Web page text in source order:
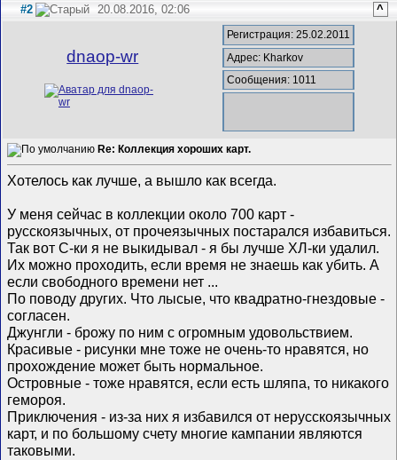
#2 20.08.2016, 02:06 ^
dnaop-wr
Регистрация: 25.02.2011
Адрес: Kharkov
Сообщения: 1011
Re: Коллекция хороших карт.
Хотелось как лучше, а вышло как всегда.
У меня сейчас в коллекции около 700 карт -
русскоязычных, от прочеязычных постарался избавиться.
Так вот С-ки я не выкидывал - я бы лучше ХЛ-ки удалил.
Их можно проходить, если время не знаешь как убить. А
если свободного времени нет ...
По поводу других. Что лысые, что квадратно-гнездовые -
согласен.
Джунгли - брожу по ним с огромным удовольствием.
Красивые - рисунки мне тоже не очень-то нравятся, но
прохождение может быть нормальное.
Островные - тоже нравятся, если есть шляпа, то никакого
гемороя.
Приключения - из-за них я избавился от нерусскоязычных
карт, и по большому счету многие кампании являются
таковыми.